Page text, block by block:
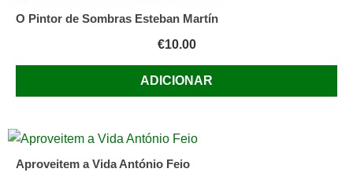
O Pintor de Sombras Esteban Martín
€10.00
ADICIONAR
Aproveitem a Vida António Feio